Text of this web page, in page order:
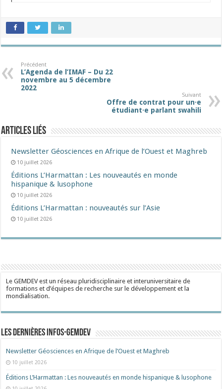
Précédent
L’Agenda de l’IMAF – Du 22
novembre au 5 décembre
2022
Suivant
Offre de contrat pour un·e
étudiant·e parlant swahili
Articles liés
Newsletter Géosciences en Afrique de l’Ouest et Maghreb
10 juillet 2026
Éditions L’Harmattan : Les nouveautés en monde
hispanique & lusophone
10 juillet 2026
Éditions L’Harmattan : nouveautés sur l’Asie
10 juillet 2026
Le GEMDEV est un réseau pluridisciplinaire et interuniversitaire de
formations et d’équipes de recherche sur le développement et la
mondialisation.
Les dernières Infos-Gemdev
Newsletter Géosciences en Afrique de l’Ouest et Maghreb
10 juillet 2026
Éditions L’Harmattan : Les nouveautés en monde hispanique & lusophone